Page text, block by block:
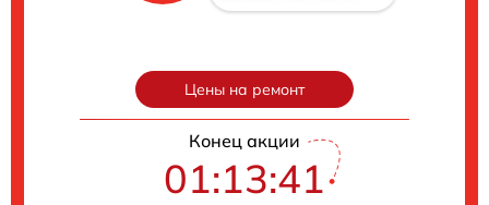
Цены на ремонт
Конец акции
01:13:40